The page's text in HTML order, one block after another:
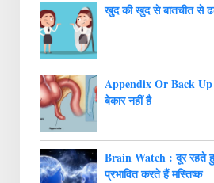
खुद की खुद से बातचीत से
Appendix Or Back
बेकार नहीं है
Brain Watch : दूर रहते
प्रभावित करते हैं मस्तिष्क